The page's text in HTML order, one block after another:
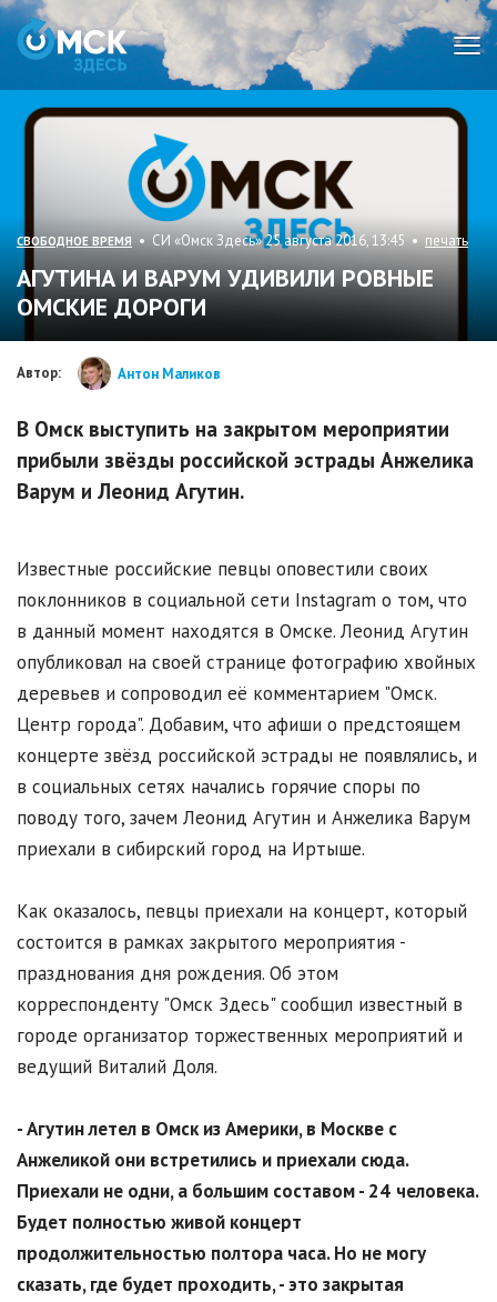
СВОБОДНОЕ ВРЕМЯ • СИ «Омск Здесь» 25 августа 2016, 13:45 • печать
АГУТИНА И ВАРУМ УДИВИЛИ РОВНЫЕ
ОМСКИЕ ДОРОГИ
Автор: Антон Маликов
В Омск выступить на закрытом мероприятии
прибыли звёзды российской эстрады Анжелика
Варум и Леонид Агутин.
Известные российские певцы оповестили своих
поклонников в социальной сети Instagram о том, что
в данный момент находятся в Омске. Леонид Агутин
опубликовал на своей странице фотографию хвойных
деревьев и сопроводил её комментарием "Омск.
Центр города". Добавим, что афиши о предстоящем
концерте звёзд российской эстрады не появлялись, и
в социальных сетях начались горячие споры по
поводу того, зачем Леонид Агутин и Анжелика Варум
приехали в сибирский город на Иртыше.
Как оказалось, певцы приехали на концерт, который
состоится в рамках закрытого мероприятия -
празднования дня рождения. Об этом
корреспонденту "Омск Здесь" сообщил известный в
городе организатор торжественных мероприятий и
ведущий Виталий Доля.
- Агутин летел в Омск из Америки, в Москве с
Анжеликой они встретились и приехали сюда.
Приехали не одни, а большим составом - 24 человека.
Будет полностью живой концерт
продолжительностью полтора часа. Но не могу
сказать, где будет проходить, - это закрытая